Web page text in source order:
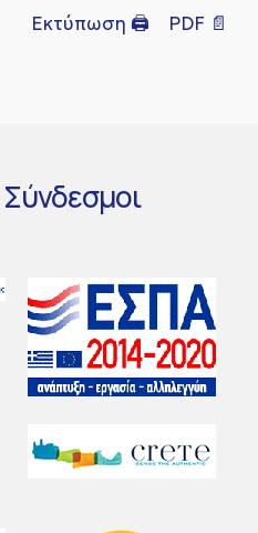
Εκτύπωση 🖨 PDF 📄
Σύνδεσμοι